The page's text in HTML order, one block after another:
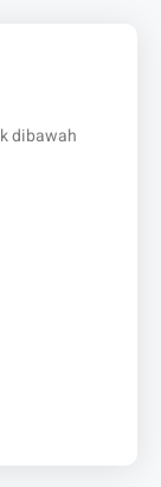
dibawah